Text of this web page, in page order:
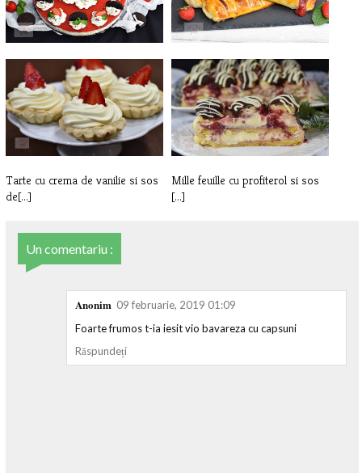
Cheesecake cu Oreo si jeleu de
caps[...]
Strudel cu capsuni
Tarte cu crema de vanilie si sos
de[...]
Mille feuille cu profiterol si sos
[...]
Un comentariu :
Anonim 09 februarie, 2019 01:09
Foarte frumos t-ia iesit vio bavareza cu capsuni
Răspundeți